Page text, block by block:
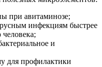
при авитаминозе;
инфекциям быстрее
и
для профилактики